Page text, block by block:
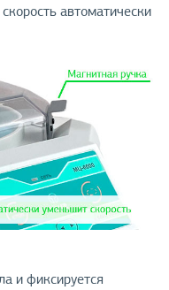
автоматически
и фиксируется